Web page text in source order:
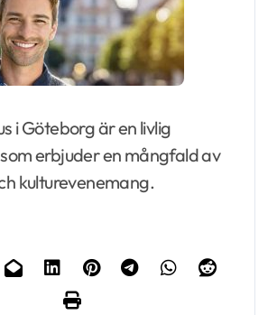
i Göteborg är en livlig
erbjuder en mångfald av
kulturevenemang.